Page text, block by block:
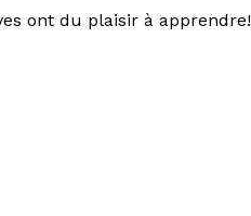
ont du plaisir à apprendre!